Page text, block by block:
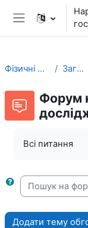
Перейти до
Бокова панель
Фізичні методи Загальне
Форум
Всі питання
Пошук на
Додати тему